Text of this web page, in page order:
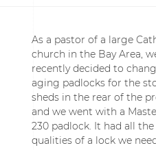
As a pastor of a large
church in the Bay Area,
recently decided to
aging padlocks for the
sheds in the rear of the
and we went with a
230 padlock. It had all
qualities of a lock we